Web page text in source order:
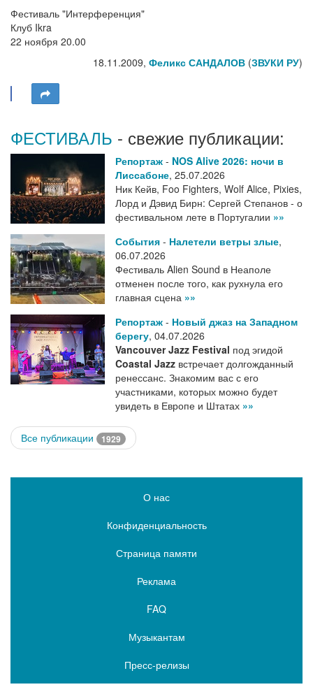
Фестиваль "Интерференция"
Клуб Ikra
22 ноября 20.00
18.11.2009, Феликс САНДАЛОВ (ЗВУКИ РУ)
ФЕСТИВАЛЬ - свежие публикации:
Репортаж - NOS Alive 2026: ночи в
Лиссабоне, 25.07.2026
Ник Кейв, Foo Fighters, Wolf Alice, Pixies,
Лорд и Дэвид Бирн: Сергей Степанов - о
фестивальном лете в Португалии »»
События - Налетели ветры злые,
06.07.2026
Фестиваль Alien Sound в Неаполе
отменен после того, как рухнула его
главная сцена »»
Репортаж - Новый джаз на Западном
берегу, 04.07.2026
Vancouver Jazz Festival под эгидой
Coastal Jazz встречает долгожданный
ренессанс. Знакомим вас с его
участниками, которых можно будет
увидеть в Европе и Штатах »»
Все публикации 1929
О нас
Конфиденциальность
Страница памяти
Реклама
FAQ
Музыкантам
Пресс-релизы